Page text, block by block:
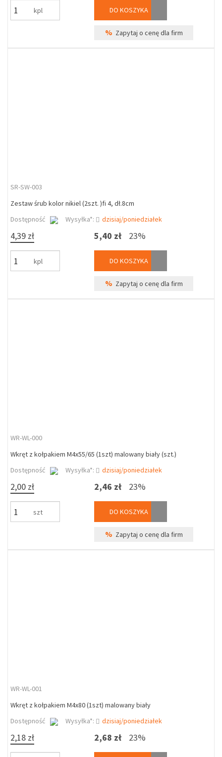
kpl DO KOSZYKA
% Zapytaj o cenę dla firm
SR-SW-003
Zestaw śrub kolor nikiel (2szt. )fi 4, dł.8cm
Dostępność
Wysyłka*: dzisiaj/poniedziałek
4,39 zł
kpl
5,40 zł 23%
DO KOSZYKA
% Zapytaj o cenę dla firm
WR-WL-000
Wkręt z kołpakiem M4x55/65 (1szt) malowany biały (szt.)
Dostępność
Wysyłka*: dzisiaj/poniedziałek
2,00 zł
szt
2,46 zł 23%
DO KOSZYKA
% Zapytaj o cenę dla firm
WR-WL-001
Wkręt z kołpakiem M4x80 (1szt) malowany biały
Dostępność
Wysyłka*: dzisiaj/poniedziałek
2,18 zł 2,68 zł 23%